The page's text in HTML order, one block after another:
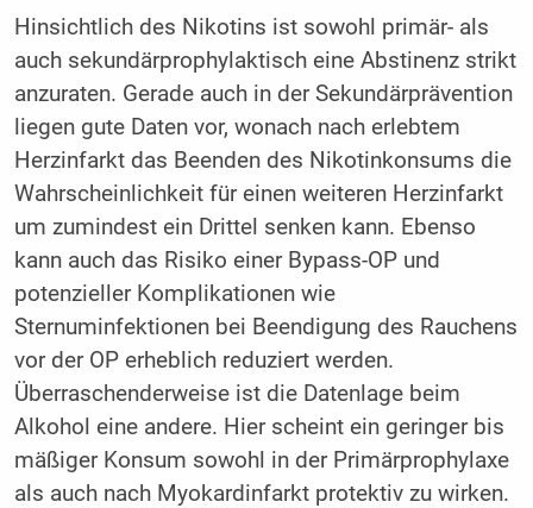
Hinsichtlich des Nikotins ist sowohl primär- als
auch sekundärprophylaktisch eine Abstinenz strikt
anzuraten. Gerade auch in der Sekundärprävention
liegen gute Daten vor, wonach nach erlebtem
Herzinfarkt das Beenden des Nikotinkonsums die
Wahrscheinlichkeit für einen weiteren Herzinfarkt
um zumindest ein Drittel senken kann. Ebenso
kann auch das Risiko einer Bypass-OP und
potenzieller Komplikationen wie
Sternuminfektionen bei Beendigung des Rauchens
vor der OP erheblich reduziert werden.
Überraschenderweise ist die Datenlage beim
Alkohol eine andere. Hier scheint ein geringer bis
mäßiger Konsum sowohl in der Primärprophylaxe
als auch nach Myokardinfarkt protektiv zu wirken.